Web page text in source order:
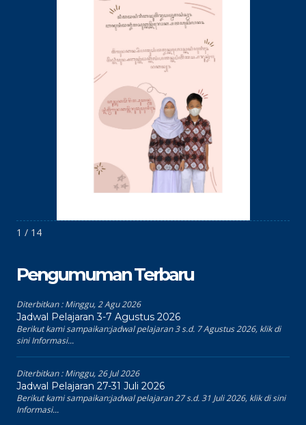
1 / 14
Pengumuman Terbaru
Diterbitkan :Minggu, 2 Agu 2026
Jadwal Pelajaran 3-7 Agustus 2026
Berikut kami sampaikan:jadwal pelajaran 3 s.d. 7 Agustus 2026, klik di
sini Informasi...
Diterbitkan :Minggu, 26 Jul 2026
Jadwal Pelajaran 27-31 Juli 2026
Berikut kami sampaikan:jadwal pelajaran 27 s.d. 31 Juli 2026, klik di sini
Informasi...